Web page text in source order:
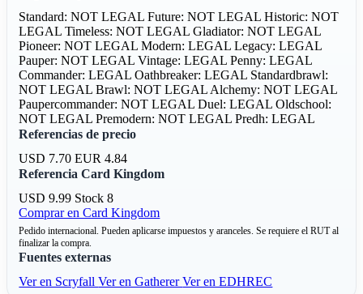
Standard: NOT LEGALFuture: NOT LEGALHistoric: NOT
LEGALTimeless: NOT LEGALGladiator: NOT LEGAL
Pioneer: NOT LEGALModern: LEGALLegacy: LEGAL
Pauper: NOT LEGALVintage: LEGALPenny: LEGAL
Commander: LEGALOathbreaker: LEGAL Standardbrawl:
NOT LEGALBrawl: NOT LEGAL Alchemy: NOT LEGAL
Paupercommander: NOT LEGALDuel: LEGALOldschool:
NOT LEGALPremodern: NOT LEGALPredh: LEGAL
Referencias de precio
USD 7.70EUR 4.84
Referencia Card Kingdom
USD 9.99 Stock 8
Comprar en Card Kingdom
Pedido internacional. Pueden aplicarse impuestos y aranceles. Se requiere el RUT al
finalizar la compra.
Fuentes externas
Ver en ScryfallVer en GathererVer en EDHREC